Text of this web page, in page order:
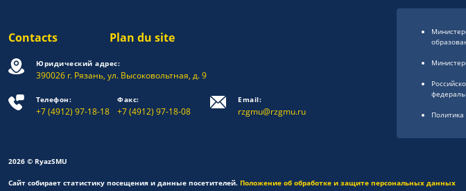
Contacts Plan du site
Юридический адрес:
390026 г. Рязань, ул. Высоковольтная, д. 9
Телефон:
+7 (4912) 97-18-18
Факс:
+7 (4912) 97-18-08
Email:
rzgmu@rzgmu.ru Политика
2026 © RyazSMU
Сайт собирает статистику посещения и данные посетителей. Положение об обработке и защите персональных данных